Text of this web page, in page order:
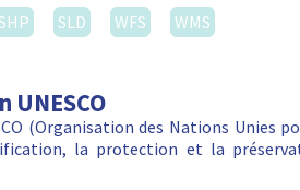
SLD WFS WMS
(Organisation des Nations Unies
la protection et la